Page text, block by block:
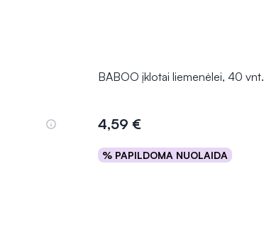
BABOO įklotai liemenėlei, 40 vnt.
4,59 €
% PAPILDOMA NUOLAIDA
Į krepšelį